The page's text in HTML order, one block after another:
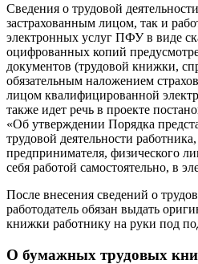
Сведения о трудовой
застрахованным лицом, так и
электронных услуг ПФУ в виде
оцифрованных копий
документов (трудовой книжки,
обязательным наложением
лицом квалифицированной
также идет речь в проекте
«Об утверждении Порядка
трудовой деятельности
предпринимателя, физического
себя работой самостоятельно, в
После внесения сведений о
работодатель обязан выдать
книжки работнику на руки под
О бумажных трудовых